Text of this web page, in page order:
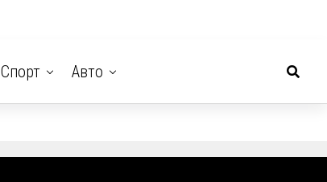
Спорт Авто